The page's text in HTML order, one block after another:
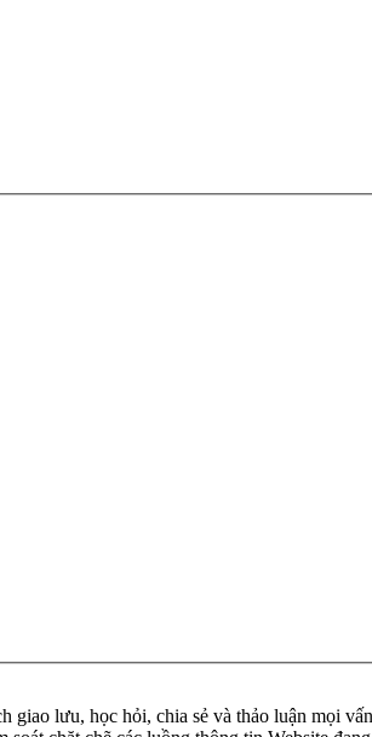
lưu, học hỏi, chia sẻ và thảo luận mọi